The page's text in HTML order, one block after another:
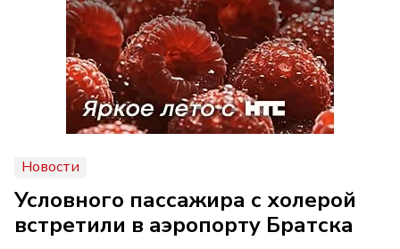
Новости
Условного пассажира с холерой
встретили в аэропорту Братска